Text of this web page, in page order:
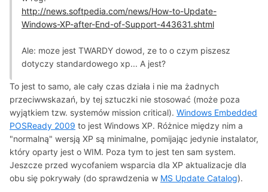
http://news.softpedia.com/news/How-to-Update-
Windows-XP-after-End-of-Support-443631.shtml
Ale: moze jest TWARDY dowod, ze to o czym piszesz
dotyczy standardowego xp... A jest?
To jest to samo, ale cały czas działa i nie ma żadnych
przeciwwskazań, by tej sztuczki nie stosować (może poza
wyjątkiem tzw. systemów mission critical). Windows Embedded
POSReady 2009 to jest Windows XP. Różnice między nim a
"normalną" wersją XP są minimalne, pomijając jedynie instalator,
który oparty jest o WIM. Poza tym to jest ten sam system.
Jeszcze przed wycofaniem wsparcia dla XP aktualizacje dla
obu się pokrywały (do sprawdzenia w MS Update Catalog).